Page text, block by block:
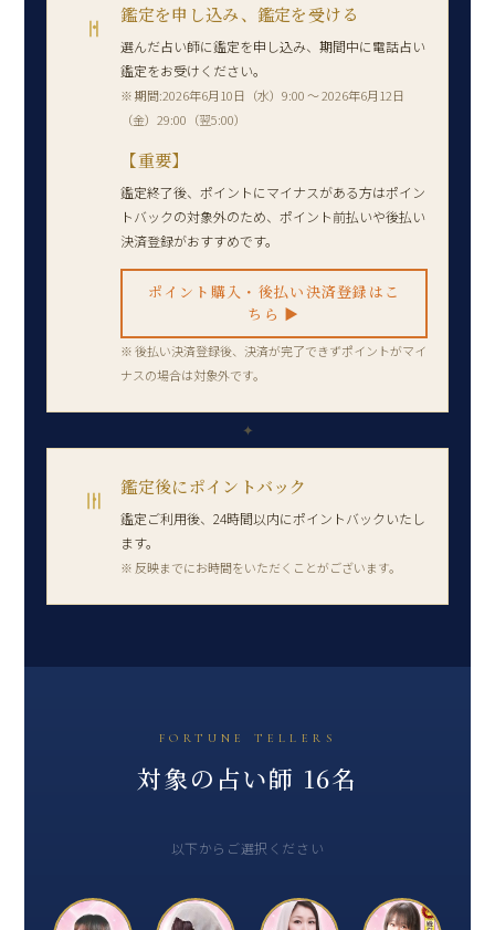
Ⅱ 鑑定を申し込み、鑑定を受ける
選んだ占い師に鑑定を申し込み、期間中に電話占い
鑑定をお受けください。
※ 期間:2026年6月10日（水）9:00 〜 2026年6月12日
（金）29:00（翌5:00）
【重要】
鑑定終了後、ポイントにマイナスがある方はポイン
トバックの対象外のため、ポイント前払いや後払い
決済登録がおすすめです。
ポイント購入・後払い決済登録はこ
ちら ▶
※ 後払い決済登録後、決済が完了できずポイントがマイ
ナスの場合は対象外です。
✦
Ⅲ 鑑定後にポイントバック
鑑定ご利用後、24時間以内にポイントバックいたし
ます。
※ 反映までにお時間をいただくことがございます。
FORTUNE TELLERS
対象の占い師 16名
以下からご選択ください